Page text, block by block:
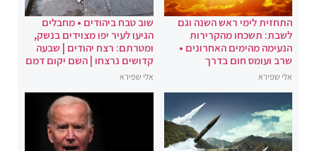
התחזית לימי ראש השנה וגם
לשבת: תשכחו מהקרירות
הנעימה מהימים האחרונים •
שרב ועומס חום בדרך
אלי שפירא
שוב טבח ביהודים • מחבלים
הגיעו לעיר יפו מצוידים בנשק,
ומטרתם: רצח יהודים | שבעה
קדושים נרצחו | השם יקום דמם
אלי שפירא